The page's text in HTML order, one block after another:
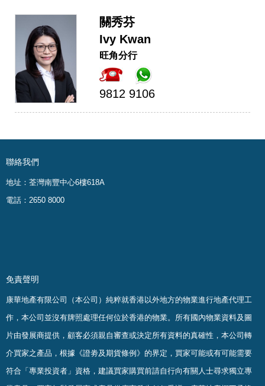
關秀芬
Ivy Kwan
旺角分行
9812 9106
聯絡我們
地址：荃灣南豐中心6樓618A
電話：2650 8000
免責聲明
康華地產有限公司（本公司）純粹就香港以外地方的物業進行地產代理工
作，本公司並沒有牌照處理任何位於香港的物業。 所有國內物業資料及圖
片由發展商提供，顧客必須親自審查或決定所有資料的真確性 ， 本公司轉
介買家之產品，根據《證劵及期貨條例》的界定，買家可能或有可能需要
符合「專業投資者」資格，建議買家購買前請自行向有關人士尋求獨立專